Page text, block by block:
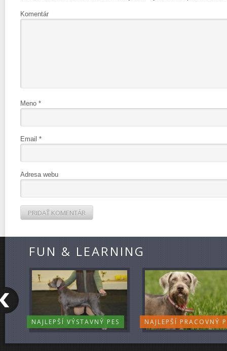
Komentár
Meno *
Email *
Adresa webu
FUN & LEARNING
NAJLEPŠÍ VÝSTAVNÝ PES NAJLEPŠÍ PRACOVNÝ